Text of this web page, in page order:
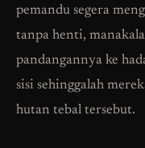
pemandu segera
tanpa henti,
pandangannya ke
sisi sehinggalah
hutan tebal tersebut.